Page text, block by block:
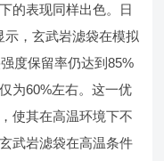
的表现同样出色。日
，玄武岩滤袋在模拟
度保留率仍达到85%
为60%左右。这一优
使其在高温环境下不
武岩滤袋在高温条件